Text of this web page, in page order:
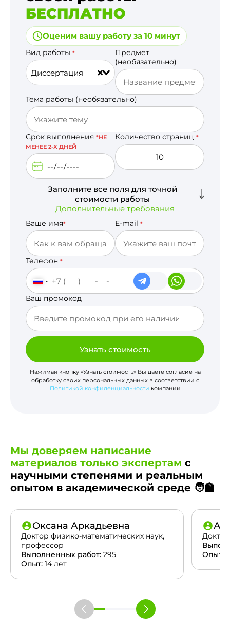
БЕСПЛАТНО
Оценим вашу работу за 10 минут
Вид работы *
Диссертация
Предмет
(необязательно)
Тема работы (необязательно)
Срок выполнения *НЕ
МЕНЕЕ 2-Х ДНЕЙ
Количество страниц *
Заполните все поля для точной
стоимости работы
Дополнительные требования
Ваше имя* E-mail *
Телефон *
Ваш промокод
Узнать стоимость
Нажимая кнопку «Узнать стоимость» Вы даете согласие на
обработку своих персональных данных в соответствии с
Политикой конфиденциальности компании
Мы доверяем написание
материалов только экспертам с
научными степенями и реальным
опытом в академической среде 🧑‍🏫
Оксана Аркадьевна
Доктор физико-математических наук,
профессор
Выполненных работ: 295
Опыт: 14 лет
Опыт: